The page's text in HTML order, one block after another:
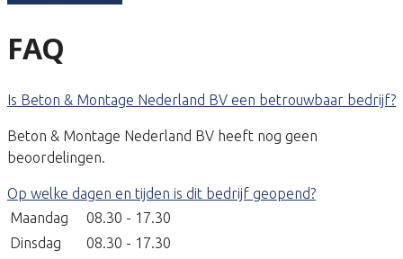
FAQ
Is Beton & Montage Nederland BV een betrouwbaar bedrijf?
Beton & Montage Nederland BV heeft nog geen
beoordelingen.
Op welke dagen en tijden is dit bedrijf geopend?
Maandag
08.30 - 17.30
Dinsdag
08.30 - 17.30